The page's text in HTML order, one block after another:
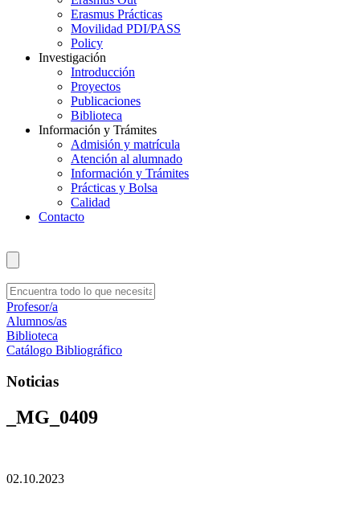
Erasmus Prácticas
Movilidad PDI/PASS
Policy
Investigación
Introducción
Proyectos
Publicaciones
Biblioteca
Información y Trámites
Admisión y matrícula
Atención al alumnado
Información y Trámites
Prácticas y Bolsa
Calidad
Contacto
Profesor/a
Alumnos/as
Biblioteca
Catálogo Bibliográfico
Noticias
_MG_0409
02.10.2023